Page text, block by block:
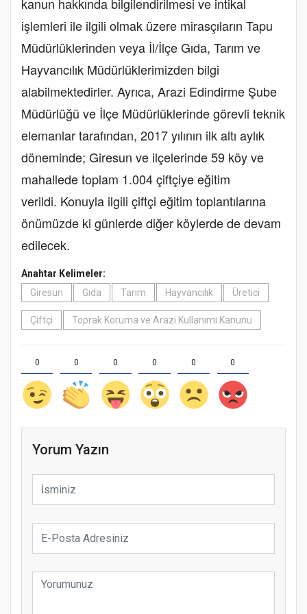
işlemleri ile ilgili olmak üzere mirasçıların Tapu
Müdürlüklerinden veya İl/İlçe Gıda, Tarım ve
Hayvancılık Müdürlüklerimizden bilgi
alabilmektedirler. Ayrıca, Arazi Edindirme Şube
Müdürlüğü ve İlçe Müdürlüklerinde görevli teknik
elemanlar tarafından, 2017 yılının ilk altı aylık
döneminde; Giresun ve ilçelerinde 59 köy ve
mahallede toplam 1.004 çiftçiye eğitim
verildi. Konuyla ilgili çiftçi eğitim toplantılarına
önümüzde ki günlerde diğer köylerde de devam
edilecek.
Anahtar Kelimeler:
Giresun
Gıda Tarım Hayvancılık Üretici
Çiftçi Toprak Koruma ve Arazi Kullanımı Kanunu
0 0 0 0 0 0
Yorum Yazın